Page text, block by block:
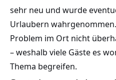
sehr neu und wurde
Urlaubern
Problem im Ort nicht
– weshalb viele Gäste es
Thema begreifen.